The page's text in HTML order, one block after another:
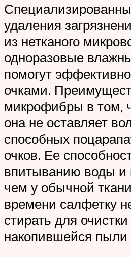
удаления
из нетканого
одноразовые
помогут
очками.
микрофибры в том,
она не оставляет
способных
очков. Ее
впитыванию воды
чем у обычной
времени салфетку
стирать для очистки
накопившейся пыли